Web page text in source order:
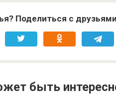
Поделиться с
быть